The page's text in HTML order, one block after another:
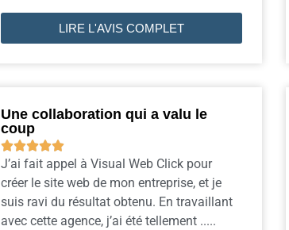
LIRE L'AVIS COMPLET
Une collaboration qui a valu le
coup

J’ai fait appel à Visual Web Click pour
créer le site web de mon entreprise, et je
suis ravi du résultat obtenu. En travaillant
avec cette agence, j’ai été tellement .....